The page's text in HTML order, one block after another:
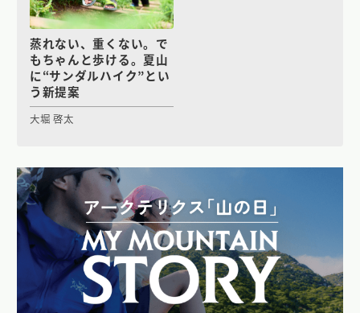
蒸れない、重くない。で
もちゃんと歩ける。夏山
に“サンダルハイク”とい
う新提案
大堀 啓太